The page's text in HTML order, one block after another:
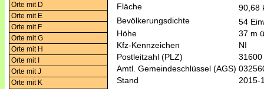
Orte mit D
Orte mit E
Orte mit F
Orte mit G
Orte mit H
Orte mit I
Orte mit J
Orte mit K
Fläche
90,68
Bevölkerungsdichte
54
Höhe
37 m
Kfz-Kennzeichen
NI
Postleitzahl (PLZ)
31600
Amtl. Gemeindeschlüssel (AGS)
Stand
2015-